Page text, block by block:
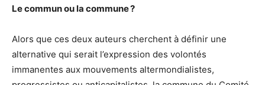
Le commun ou la commune ?
Alors que ces deux auteurs cherchent à définir une
alternative qui serait l’expression des volontés
immanentes aux mouvements altermondialistes,